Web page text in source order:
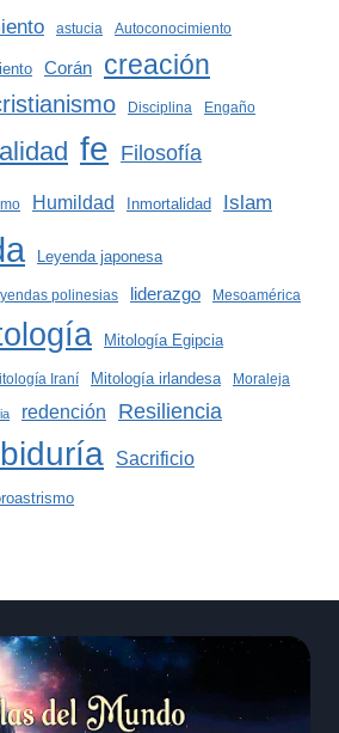
astucia Autoconocimiento
Corán creación
Disciplina Engaño
fe Filosofía
Humildad Inmortalidad Islam
Leyenda japonesa
polinesias liderazgo Mesoamérica
Mitología Egipcia
Iraní Mitología irlandesa Moraleja
redención Resiliencia
Sacrificio